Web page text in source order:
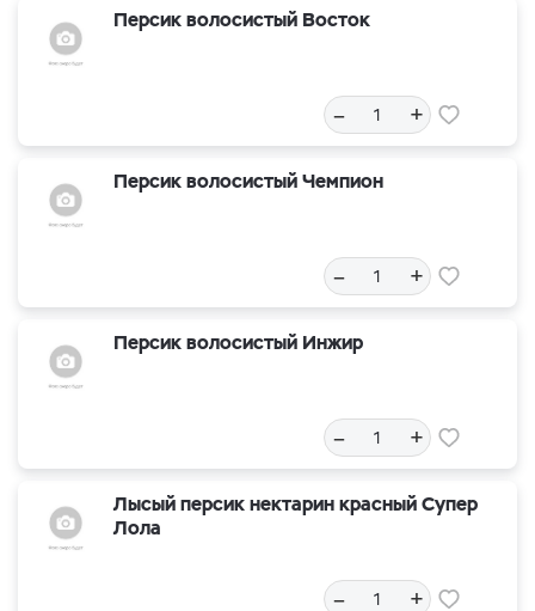
Персик волосистый Восток
– +
Персик волосистый Чемпион
– +
Персик волосистый Инжир
– +
Лысый персик нектарин красный Супер
Лола
– +